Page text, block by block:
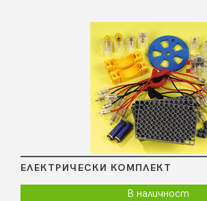
ЕЛЕКТРИЧЕСКИ КОМПЛЕКТ
В наличност